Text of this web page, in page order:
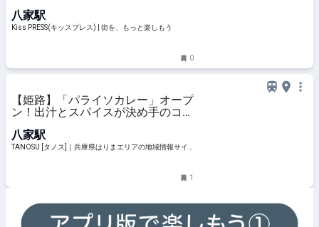
八家駅
Kiss PRESS(キッスプレス) | 街を、もっと楽しもう
0
【姫路】「パライソカレー」オープ
ン！出汁とスパイスが決め手のコク
八家駅
TANOSU [タノス]｜兵庫県はりまエリアの地域情報サイ
1